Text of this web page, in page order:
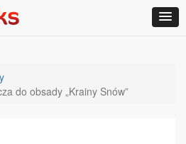
do obsady „Krainy Snów”